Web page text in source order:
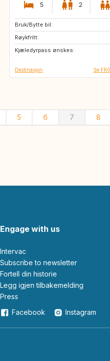
5 2
Bruk/Bytte bil:
Røykfritt:
Kjæledyrpass ønskes:
PL
IT
DE
Destinasjon Se
5 6 7 8
Engage with us
Intervac
Subscribe to newsletter
Fortell din historie
Legg igjen tilbakemelding
Press
Facebook
Instagram